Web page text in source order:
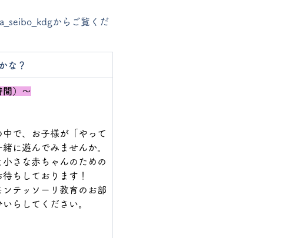
からご覧くだ
な？
間）～
で、お子様が「やって
に遊んでみませんか。
さな赤ちゃんのための
ちしております！
テッソーリ教育のお部
らしてください。